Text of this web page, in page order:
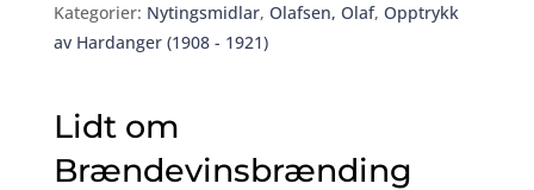
Kategorier: Nytingsmidlar, Olafsen, Olaf, Opptrykk
av Hardanger (1908 - 1921)
Lidt om
Brændevinsbrænding